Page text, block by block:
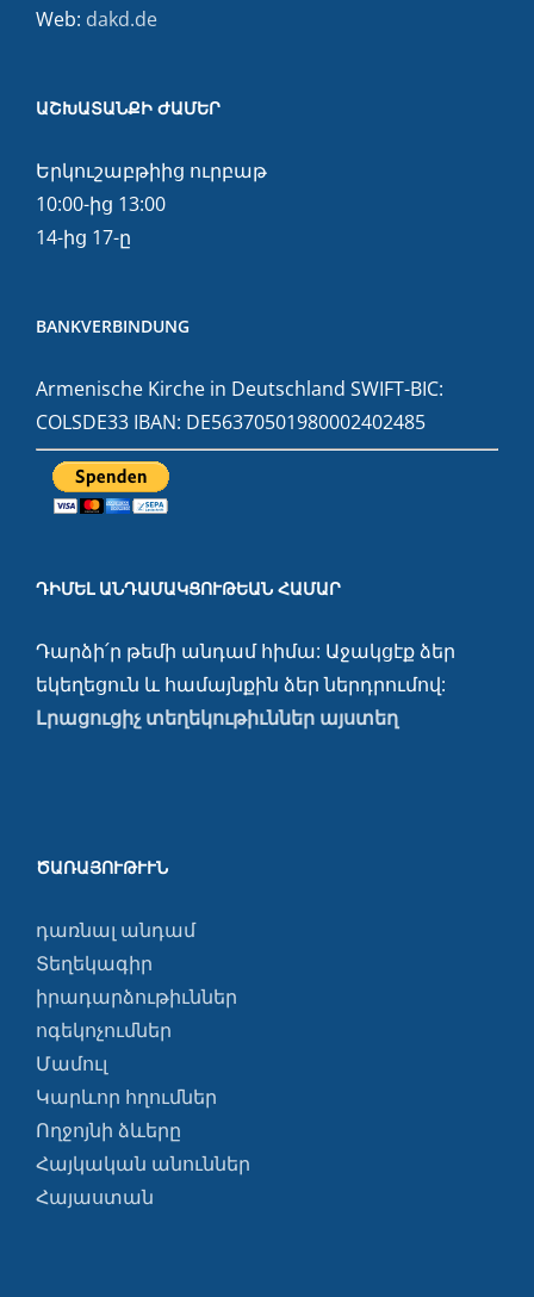
Web: dakd.de
ԱՇԽԱՏԱՆՔԻ ԺԱՄԵՐ
Երկուշաբթիից ուրբաթ
10:00-ից 13:00
14-ից 17-ը
BANKVERBINDUNG
Armenische Kirche in Deutschland SWIFT-BIC:
COLSDE33 IBAN: DE56370501980002402485
ԴԻՄԵԼ ԱՆԴԱՄԱԿՑՈՒԹԵԱՆ ՀԱՄԱՐ
Դարձի՛ր թեմի անդամ հիմա: Աջակցէք ձեր
եկեղեցուն և համայնքին ձեր ներդրումով:
Լրացուցիչ տեղեկութիւններ այստեղ
ԾԱՌԱՅՈՒԹՒՒՆ
դառնալ անդամ
Տեղեկագիր
իրադարձութիւններ
ոգեկոչումներ
Մամուլ
Կարևոր հղումներ
Ողջոյնի ձևերը
Հայկական անուններ
Հայաստան